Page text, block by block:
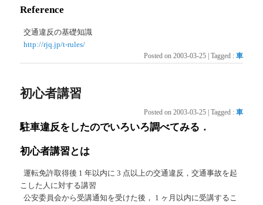
Reference
交通違反の基礎知識
http://rjq.jp/t-rules/
Posted on 2003-03-25 Tagged : 車
初心者講習
Posted on 2003-03-25 | Tagged : 車
駐車違反をしたのでいろいろ調べてみる．
初心者講習とは
運転免許取得後 1 年以内に 3 点以上の交通違反，交通事故を起
こした人に対する講習
公安委員会から受講通知を受けた後， 1 ヶ月以内に受講するこ